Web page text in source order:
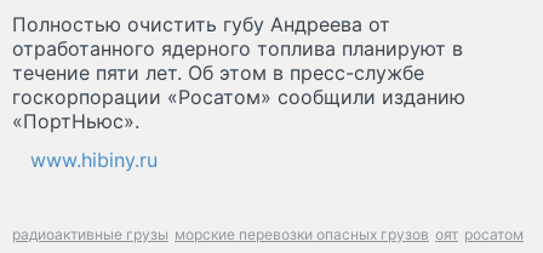
Полностью очистить губу Андреева от
отработанного ядерного топлива планируют в
течение пяти лет. Об этом в пресс-службе
госкорпорации «Росатом» сообщили изданию
«ПортНьюс».
www.hibiny.ru
радиоактивные грузы морские перевозки опасных грузов оят росатом